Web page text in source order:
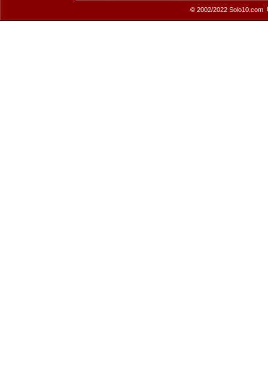
© 2002/2022 Solo10.com